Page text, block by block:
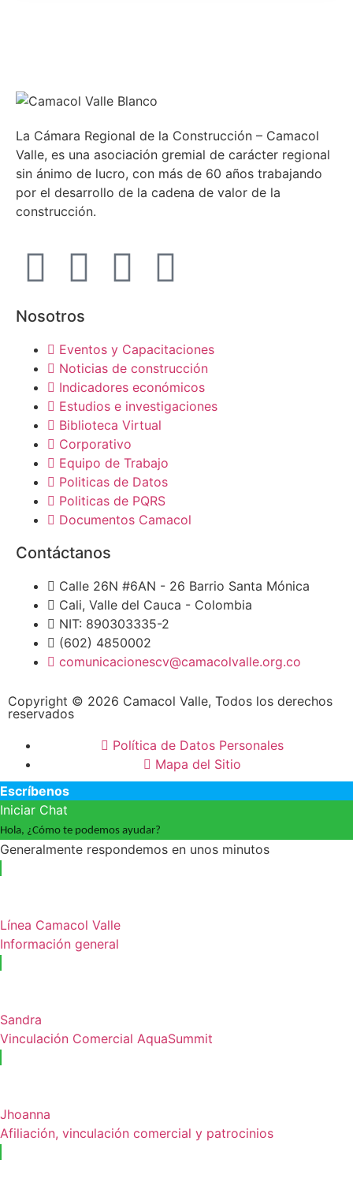
La Cámara Regional de la Construcción – Camacol
Valle, es una asociación gremial de carácter regional
sin ánimo de lucro, con más de 60 años trabajando
por el desarrollo de la cadena de valor de la
construcción.
Nosotros
Eventos y Capacitaciones
Noticias de construcción
Indicadores económicos
Estudios e investigaciones
Biblioteca Virtual
Corporativo
Equipo de Trabajo
Politicas de Datos
Politicas de PQRS
Documentos Camacol
Contáctanos
Calle 26N #6AN - 26 Barrio Santa Mónica
Cali, Valle del Cauca - Colombia
NIT: 890303335-2
(602) 4850002
comunicacionescv@camacolvalle.org.co
Copyright © 2026 Camacol Valle, Todos los derechos
reservados
Política de Datos Personales
Mapa del Sitio
Escríbenos
Iniciar Chat
Hola, ¿Cómo te podemos ayudar?
Generalmente respondemos en unos minutos
Línea Camacol Valle
Información general
Sandra
Vinculación Comercial AquaSummit
Jhoanna
Afiliación, vinculación comercial y patrocinios